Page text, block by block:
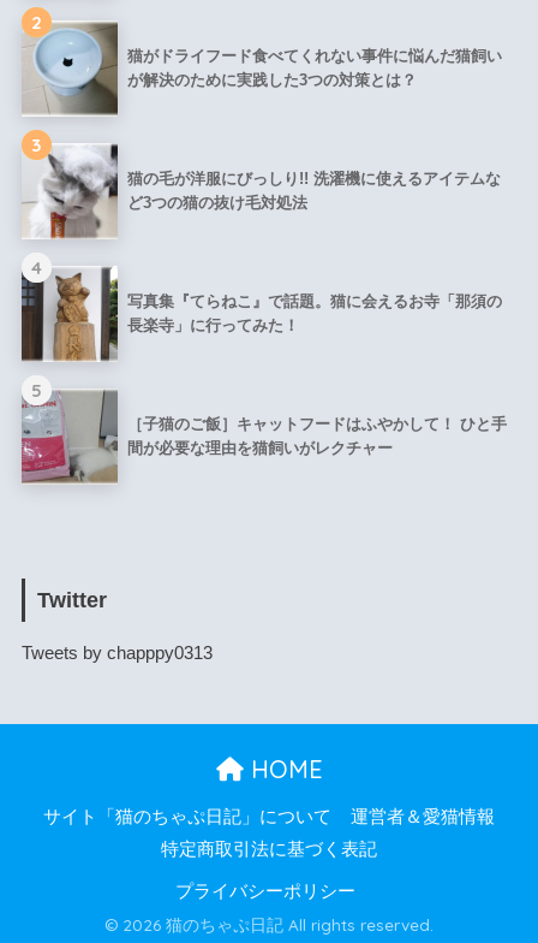
2
猫がドライフード食べてくれない事件に悩んだ猫飼い
が解決のために実践した3つの対策とは？
3
猫の毛が洋服にびっしり!! 洗濯機に使えるアイテムな
ど3つの猫の抜け毛対処法
4
写真集『てらねこ』で話題。猫に会えるお寺「那須の
長楽寺」に行ってみた！
5
［子猫のご飯］キャットフードはふやかして！ ひと手
間が必要な理由を猫飼いがレクチャー
Twitter
Tweets by chapppy0313
HOME
サイト「猫のちゃぷ日記」について
運営者＆愛猫情報
特定商取引法に基づく表記
プライバシーポリシー
© 2026 猫のちゃぷ日記 All rights reserved.